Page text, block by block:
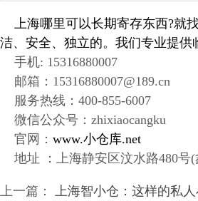
上海哪里可以长期寄存东西?就
洁、安全、独立的。我们专业提供
手机: 15316880007
邮箱：15316880007@189.cn
服务热线：400-855-6007
微信公众号：zhixiaocangku
官网： www.小仓库.net
地址 ：上海静安区汶水路480号(
上一篇：
上海智小仓：这样的私